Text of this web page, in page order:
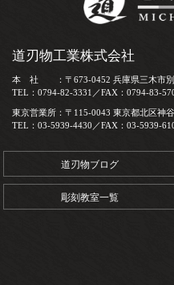
道刃物工業株式会社
本 社 ：〒673-0452 兵庫県三木市別
TEL：0794-82-3331／FAX：0794-83-
東京営業所：〒115-0043 東京都北区神
TEL：03-5939-4430／FAX：03-5939-
道刃物ブログ
彫刻教室一覧